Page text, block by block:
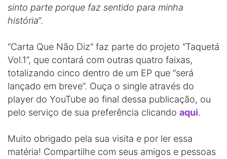
sinto parte porque faz sentido para minha
história”.
“Carta Que Não Diz” faz parte do projeto “Taquetá
Vol.1”, que contará com outras quatro faixas,
totalizando cinco dentro de um EP que “será
lançado em breve”. Ouça o single através do
player do YouTube ao final dessa publicação, ou
pelo serviço de sua preferência clicando aqui.
Muito obrigado pela sua visita e por ler essa
matéria! Compartilhe com seus amigos e pessoas